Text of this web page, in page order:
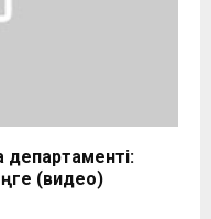
департаменті:
(видео)